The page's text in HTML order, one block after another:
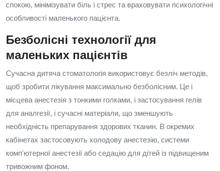
спокою, мінімізувати біль і стрес та враховувати психологічні
особливості маленького пацієнта.
Безболісні технології для
маленьких пацієнтів
Сучасна дитяча стоматологія використовує безліч методів,
щоб зробити лікування максимально безболісним. Це і
місцева анестезія з тонкими голками, і застосування гелів
для аналгезії, і сучасні матеріали, що зменшують
необхідність препарування здорових тканин. В окремих
кабінетах застосовують холодову анестезію, системи
комп'ютерної анестезії або седацію для дітей із підвищеним
тривожним фоном.